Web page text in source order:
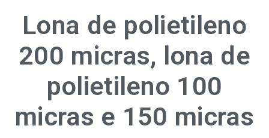
Lona de polietileno
200 micras, lona de
polietileno 100
micras e 150 micras